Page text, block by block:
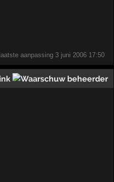
laatste aanpassing 3 juni 2006 17:50